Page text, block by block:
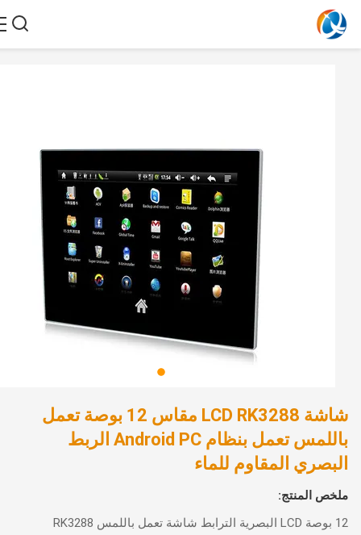
شاشة LCD RK3288 مقاس 12 بوصة تعمل
باللمس تعمل بنظام Android PC الربط
المقاوم للماء
المنتج:
12 بوصة LCD البصرية الترابط شاشة تعمل باللمس RK3288